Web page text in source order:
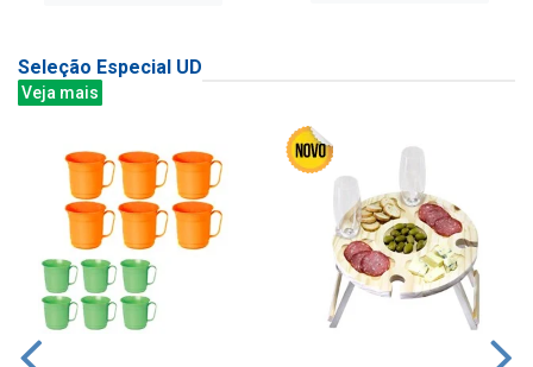
Seleção Especial UD
Veja mais